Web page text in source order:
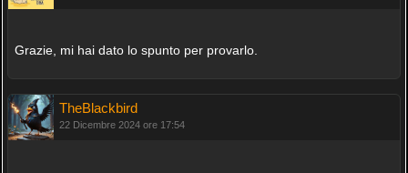
Grazie, mi hai dato lo spunto per provarlo.
TheBlackbird
22 Dicembre 2024 ore 17:54